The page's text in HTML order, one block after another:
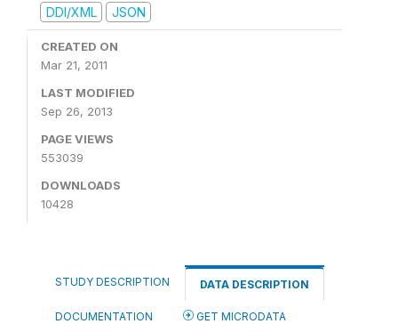
DDI/XML
JSON
CREATED ON
Mar 21, 2011
LAST MODIFIED
Sep 26, 2013
PAGE VIEWS
553039
DOWNLOADS
10428
STUDY DESCRIPTION DATA DESCRIPTION
DOCUMENTATION GET MICRODATA